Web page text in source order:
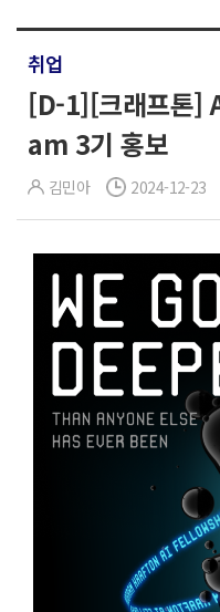
취업
[D-1][크래프톤
am 3기 홍보
김민아 2024-12-23